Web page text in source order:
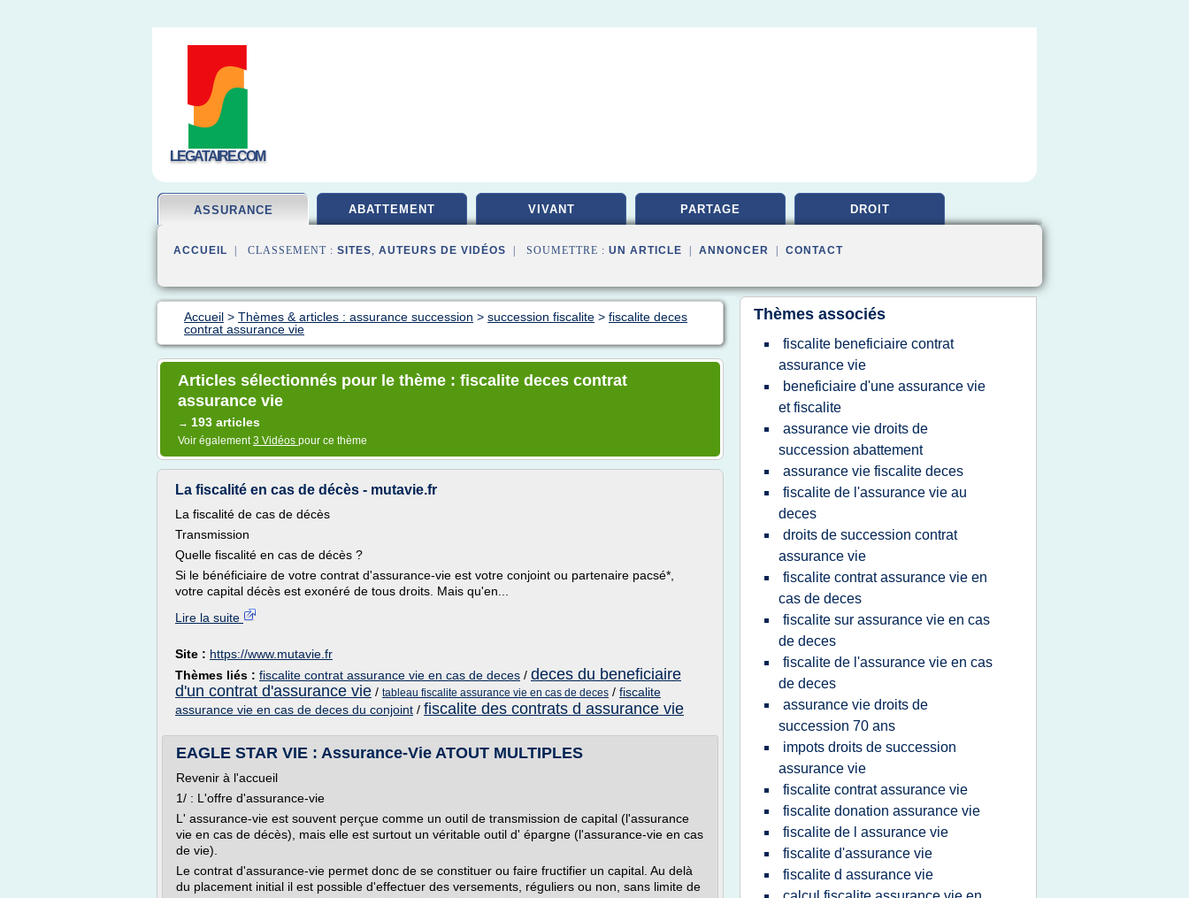
LEGATAIRE.COM
ASSURANCE ABATTEMENT VIVANT PARTAGE DROIT
ACCUEIL | CLASSEMENT : SITES, AUTEURS DE VIDÉOS | SOUMETTRE : UN ARTICLE ANNONCER CONTACT
Accueil > Thèmes & articles : assurance succession > succession fiscalite > fiscalite deces
contrat assurance vie
Articles sélectionnés pour le thème : fiscalite deces contrat
assurance vie
→ 193 articles
Voir également3 Vidéos pour ce thème
La fiscalité en cas de décès - mutavie.fr
La fiscalité de cas de décès
Transmission
Quelle fiscalité en cas de décès ?
Si le bénéficiaire de votre contrat d'assurance-vie est votre conjoint ou partenaire pacsé*,
votre capital décès est exonéré de tous droits. Mais qu'en...
Lire la suite
Site : https://www.mutavie.fr
Thèmes liés : fiscalite contrat assurance vie en cas de deces / deces du beneficiaire
d'un contrat d'assurance vie / tableau fiscalite assurance vie en cas de deces / fiscalite
assurance vie en cas de deces du conjoint / fiscalite des contrats d assurance vie
EAGLE STAR VIE : Assurance-Vie ATOUT MULTIPLES
Revenir à l'accueil
1/ : L'offre d'assurance-vie
L' assurance-vie est souvent perçue comme un outil de transmission de capital (l'assurance
vie en cas de décès), mais elle est surtout un véritable outil d' épargne (l'assurance-vie en cas
de vie).
Le contrat d'assurance-vie permet donc de se constituer ou faire fructifier un capital. Au delà
du placement initial il est possible d'effectuer des versements, réguliers ou non, sans limite de
Thèmes associés
fiscalite beneficiaire contrat
assurance vie
beneficiaire d'une assurance vie
et fiscalite
assurance vie droits de
succession abattement
assurance vie fiscalite deces
fiscalite de l'assurance vie au
deces
droits de succession contrat
assurance vie
fiscalite contrat assurance vie en
cas de deces
fiscalite sur assurance vie en cas
de deces
fiscalite de l'assurance vie en cas
de deces
assurance vie droits de
succession 70 ans
impots droits de succession
assurance vie
fiscalite contrat assurance vie
fiscalite donation assurance vie
fiscalite de l assurance vie
fiscalite d'assurance vie
fiscalite d assurance vie